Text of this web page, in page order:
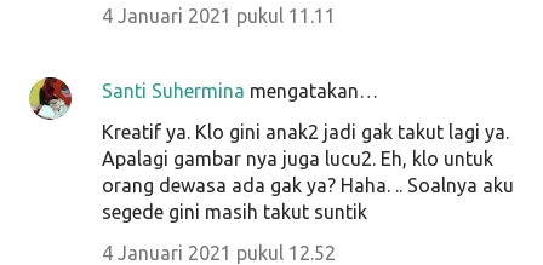
4 Januari 2021 pukul 11.11
Santi Suhermina mengatakan…
Kreatif ya. Klo gini anak2 jadi gak takut lagi ya.
Apalagi gambar nya juga lucu2. Eh, klo untuk
orang dewasa ada gak ya? Haha. .. Soalnya aku
segede gini masih takut suntik
4 Januari 2021 pukul 12.52